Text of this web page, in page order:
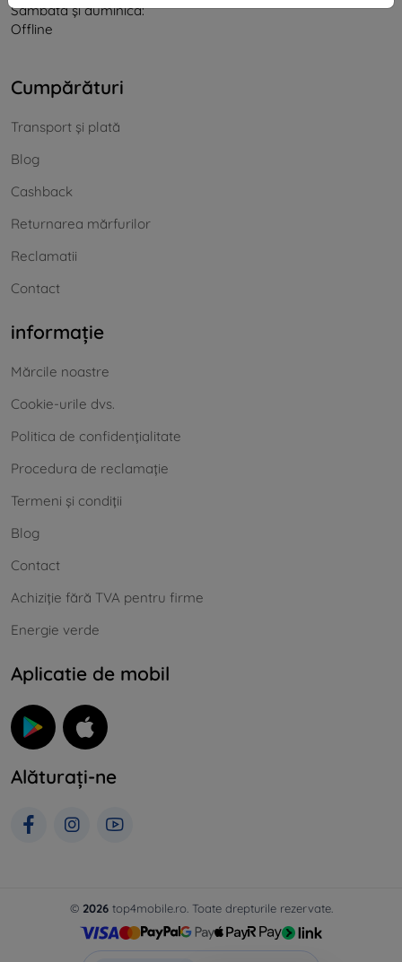
Sâmbătă și duminică:
Offline
Cumpărături
Transport și plată
Blog
Cashback
Returnarea mărfurilor
Reclamatii
Contact
informație
Mărcile noastre
Cookie-urile dvs.
Politica de confidențialitate
Procedura de reclamație
Termeni și condiții
Blog
Contact
Achiziție fără TVA pentru firme
Energie verde
Aplicatie de mobil
Alăturați-ne
© 2026top4mobile.ro. Toate drepturile rezervate.